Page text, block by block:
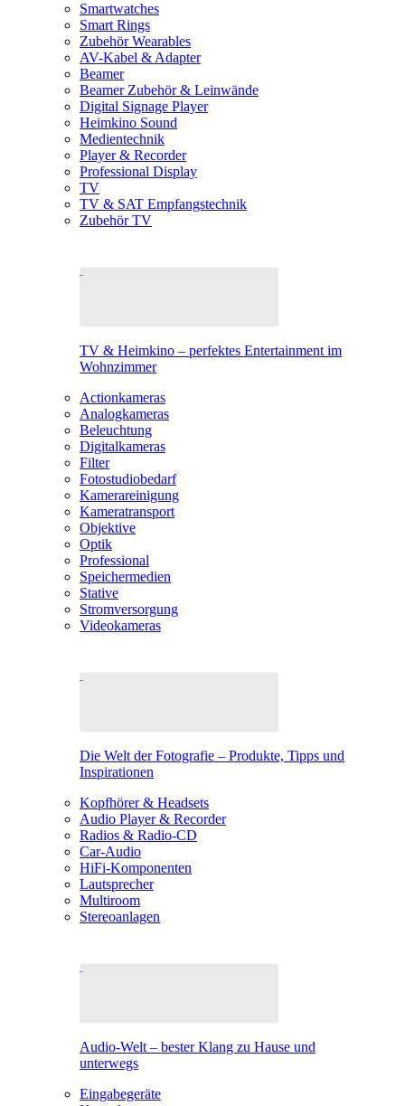
Smartwatches
Smart Rings
Zubehör Wearables
AV-Kabel & Adapter
Beamer
Beamer Zubehör & Leinwände
Digital Signage Player
Heimkino Sound
Medientechnik
Player & Recorder
Professional Display
TV
TV & SAT Empfangstechnik
Zubehör TV
TV & Heimkino – perfektes Entertainment im
Wohnzimmer
Actionkameras
Analogkameras
Beleuchtung
Digitalkameras
Filter
Fotostudiobedarf
Kamerareinigung
Kameratransport
Objektive
Optik
Professional
Speichermedien
Stative
Stromversorgung
Videokameras
Die Welt der Fotografie – Produkte, Tipps und
Inspirationen
Kopfhörer & Headsets
Audio Player & Recorder
Radios & Radio-CD
Car-Audio
HiFi-Komponenten
Lautsprecher
Multiroom
Stereoanlagen
Audio-Welt – bester Klang zu Hause und
unterwegs
Eingabegeräte